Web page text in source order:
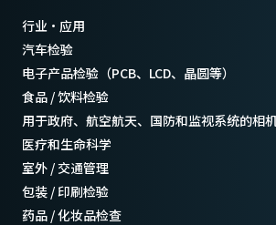
行业·应用
汽车检验
电子产品检验（PCB、LCD、晶圆等）
食品 / 饮料检验
用于政府、航空航天、国防和监视系统的相
医疗和生命科学
室外 / 交通管理
包装 / 印刷检验
药品 / 化妆品检查